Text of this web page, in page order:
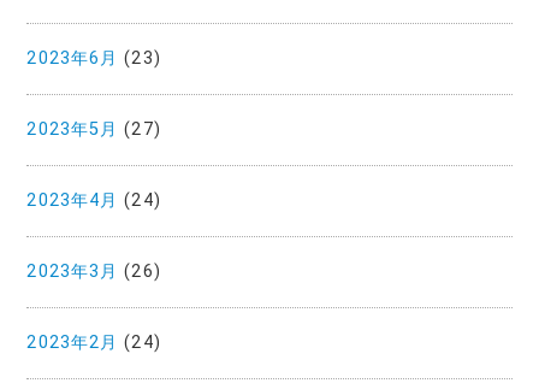
2023年6月 (23)
2023年5月 (27)
2023年4月 (24)
2023年3月 (26)
2023年2月 (24)